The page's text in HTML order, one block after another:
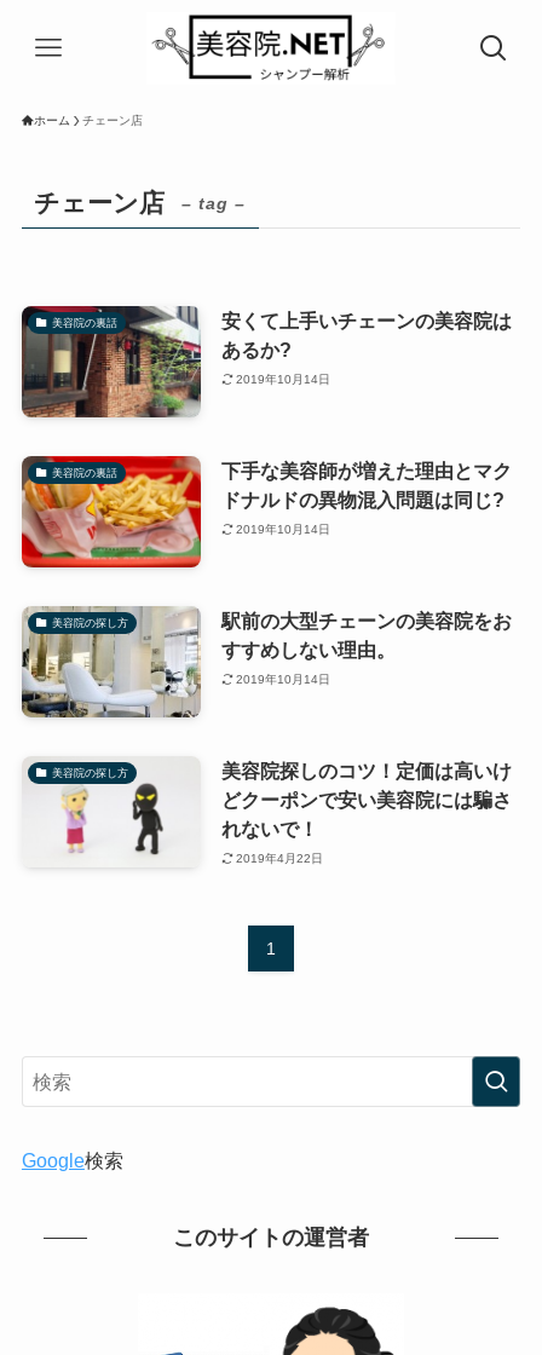
ホーム チェーン店
チェーン店 – tag –
美容院の裏話
安くて上手いチェーンの美容院は
あるか?
2019年10月14日
美容院の裏話
下手な美容師が増えた理由とマク
ドナルドの異物混入問題は同じ?
2019年10月14日
美容院の探し方
駅前の大型チェーンの美容院をお
すすめしない理由。
2019年10月14日
美容院の探し方
美容院探しのコツ！定価は高いけ
どクーポンで安い美容院には騙さ
れないで！
2019年4月22日
1
Google検索
このサイトの運営者